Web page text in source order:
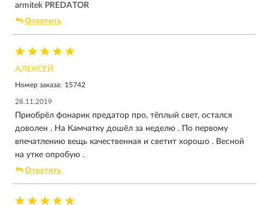
armitek PREDATOR
Ответить
АЛЕКСЕЙ
Номер заказа: 15742
28.11.2019
Приобрёл фонарик предатор про, тёплый свет, остался
доволен . На Камчатку дошёл за неделю . По первому
впечатлению вещь качественная и светит хорошо . Весной
на утке опробую .
Ответить